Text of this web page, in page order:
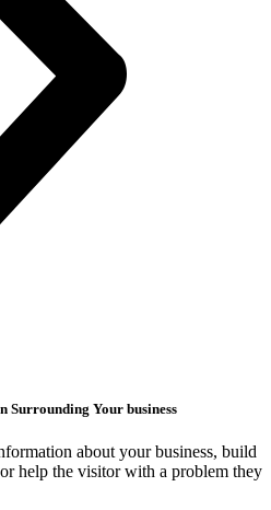
Surrounding Your business
about your business, build
help the visitor with a problem they